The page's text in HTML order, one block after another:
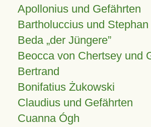
Apollonius und Gefährten
Bartholuccius und Stephan
Beda „der Jüngere”
Beocca von Chertsey und
Bertrand
Bonifatius Żukowski
Claudius und Gefährten
Cuanna Ógh